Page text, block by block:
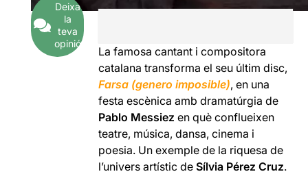
Deixa
la
teva
opinió
La famosa cantant i compositora
catalana transforma el seu últim disc,
Farsa (genero imposible), en una
festa escènica amb dramatúrgia de
Pablo Messiez en què conflueixen
teatre, música, dansa, cinema i
poesia. Un exemple de la riquesa de
l’univers artístic deSílvia Pérez Cruz.